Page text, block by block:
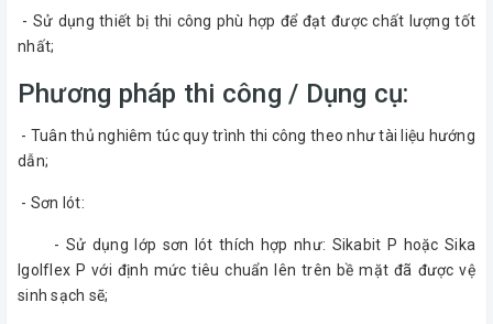
- Sử dụng thiết bị thi công phù hợp để đạt được chất lượng tốt
nhất;
Phương pháp thi công / Dụng cụ:
- Tuân thủ nghiêm túc quy trình thi công theo như tài liệu hướng
dẫn;
- Sơn lót:
- Sử dụng lớp sơn lót thích hợp như: Sikabit P hoặc Sika
Igolflex P với định mức tiêu chuẩn lên trên bề mặt đã được vệ
sinh sạch sẽ;